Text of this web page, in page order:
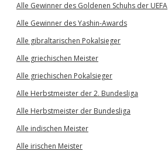
Alle Gewinner des Goldenen Schuhs der UEFA
Alle Gewinner des Yashin-Awards
Alle gibraltarischen Pokalsieger
Alle griechischen Meister
Alle griechischen Pokalsieger
Alle Herbstmeister der 2. Bundesliga
Alle Herbstmeister der Bundesliga
Alle indischen Meister
Alle irischen Meister